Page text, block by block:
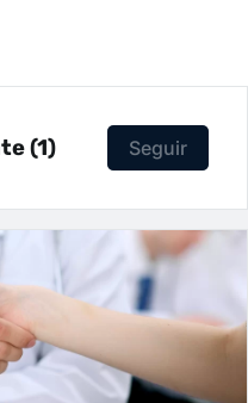
(1) Seguir